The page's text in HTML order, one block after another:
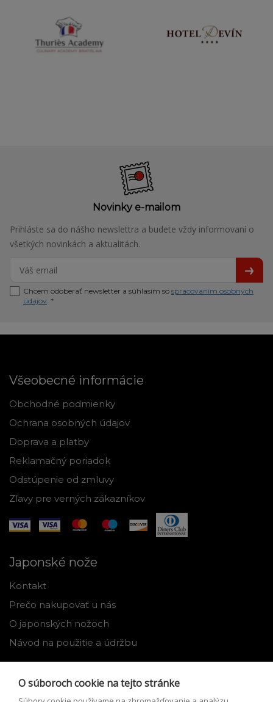
Novinky e-mailom
Prihláste sa do nášho newslettra a budete vždy informovaní o
všetkých novinkách a aktualitách.
Chcem odoberať newsletter a súhlasím so spracovaním osobných
údajov. *
Všeobecné informácie
Obchodné podmienky
Ochrana osobných údajov
Doprava a platby
Reklamačný poriadok
Odstúpenie od zmluvy
Zľavy pre verných zákazníkov
Japonské nože
Kontakt
Prečo nakupovať u nás
O japonských nožoch
Návod na použitie a údržbu
O súboroch cookie na tejto stránke